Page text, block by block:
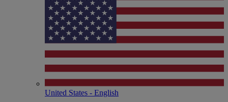
United States - English